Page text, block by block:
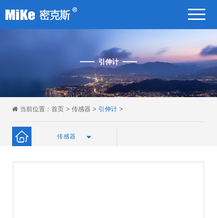
引伸计
当前位置： 首页 > 传感器 > 引伸计 >
传感器